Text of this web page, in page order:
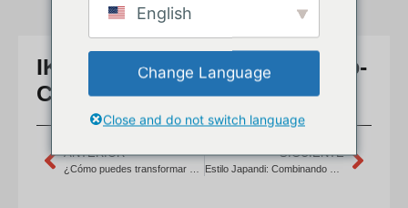
IKEA Rattan Hacks for a Boho-
Chic Home
ANTERIOR SIGUIENTE
English
Change Language
Close and do not switch language